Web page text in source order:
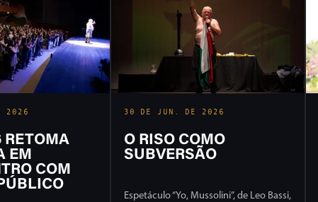
2026
RETOMA
EM
COM
30 DE JUN. DE 2026
O RISO COMO
SUBVERSÃO
Espetáculo “Yo, Mussolini”, de Leo Bassi,